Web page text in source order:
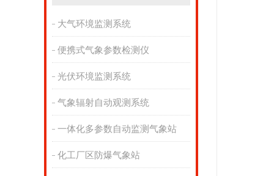
大气环境监测系统
便携式气象参数检测仪
光伏环境监测系统
气象辐射自动观测系统
一体化多参数自动监测气象站
化工厂区防爆气象站